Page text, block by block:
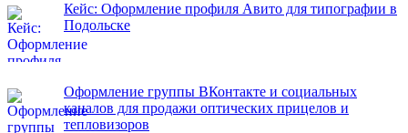
Кейс: Оформление профиля Авито для типографии в
Подольске
Оформление группы ВКонтакте и социальных
каналов для продажи оптических прицелов и
тепловизоров